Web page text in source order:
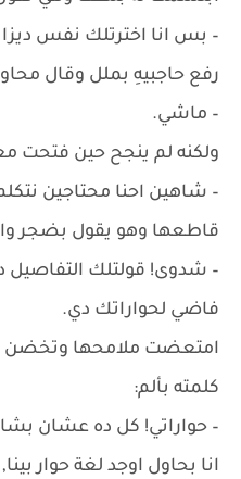
– بس انا اخترتلك نفس
رفع حاجبيهِ بملل وقال
– ماشي.
ولكنه لم ينجح حين فتحت
– شاهين احنا محتاجين
قاطعها وهو يقول بضجر
– شدوى! قولتلك
فاضي لحواراتك دي.
امتعضت ملامحها وتخضن
كلمته بألم:
– حواراتي! كل ده عشان
انا بحاول اوجد لغة حوار